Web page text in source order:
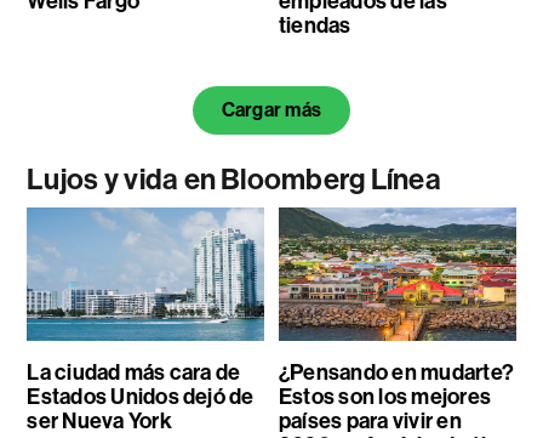
tiendas
Cargar más
Lujos y vida en Bloomberg Línea
La ciudad más cara de
Estados Unidos dejó de
ser Nueva York
¿Pensando en mudarte?
Estos son los mejores
países para vivir en